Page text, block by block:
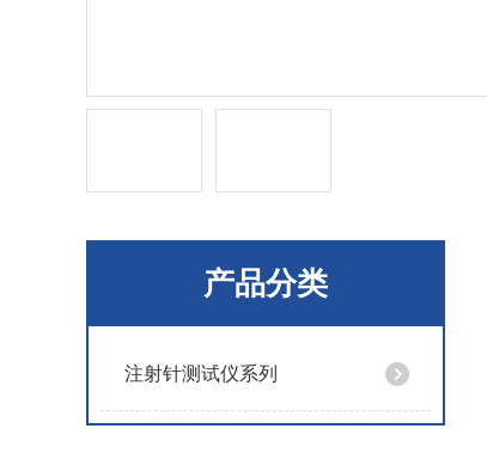
产品分类
注射针测试仪系列